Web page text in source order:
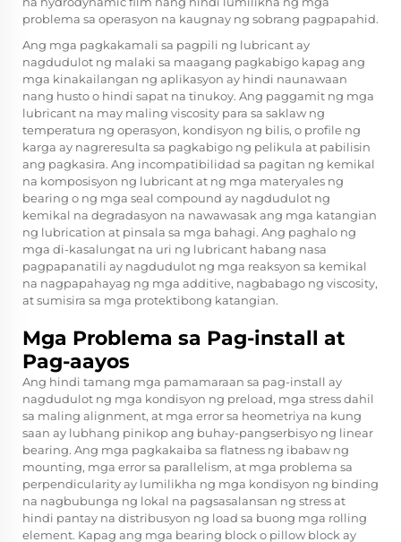
problema sa operasyon na kaugnay ng sobrang pagpapahid.
Ang mga pagkakamali sa pagpili ng lubricant ay
nagdudulot ng malaki sa maagang pagkabigo kapag ang
mga kinakailangan ng aplikasyon ay hindi naunawaan
nang husto o hindi sapat na tinukoy. Ang paggamit ng mga
lubricant na may maling viscosity para sa saklaw ng
temperatura ng operasyon, kondisyon ng bilis, o profile ng
karga ay nagreresulta sa pagkabigo ng pelikula at pabilisin
ang pagkasira. Ang incompatibilidad sa pagitan ng kemikal
na komposisyon ng lubricant at ng mga materyales ng
bearing o ng mga seal compound ay nagdudulot ng
kemikal na degradasyon na nawawasak ang mga katangian
ng lubrication at pinsala sa mga bahagi. Ang paghalo ng
mga di-kasalungat na uri ng lubricant habang nasa
pagpapanatili ay nagdudulot ng mga reaksyon sa kemikal
na nagpapahayag ng mga additive, nagbabago ng viscosity,
at sumisira sa mga protektibong katangian.
Mga Problema sa Pag-install at
Pag-aayos
Ang hindi tamang mga pamamaraan sa pag-install ay
nagdudulot ng mga kondisyon ng preload, mga stress dahil
sa maling alignment, at mga error sa heometriya na kung
saan ay lubhang pinikop ang buhay-pangserbisyo ng linear
bearing. Ang mga pagkakaiba sa flatness ng ibabaw ng
mounting, mga error sa parallelism, at mga problema sa
perpendicularity ay lumilikha ng mga kondisyon ng binding
na nagbubunga ng lokal na pagsasalansan ng stress at
hindi pantay na distribusyon ng load sa buong mga rolling
element. Kapag ang mga bearing block o pillow block ay